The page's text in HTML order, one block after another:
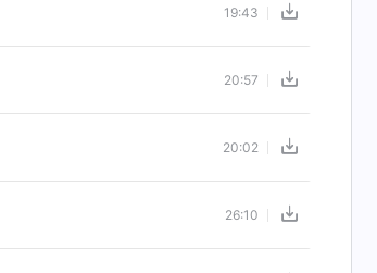
19:43
20:57
20:02
26:10